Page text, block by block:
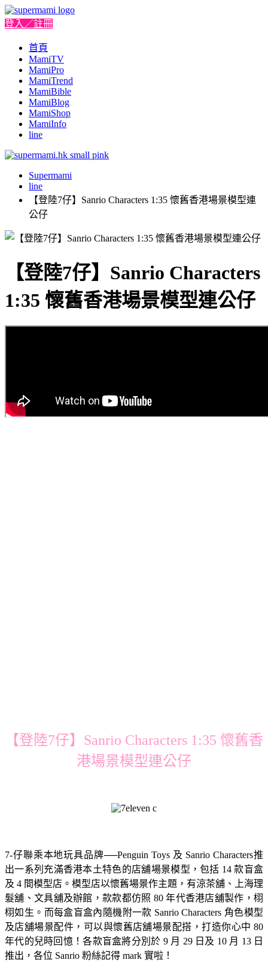
登入／註冊
首頁
MamiTV
MamiPro
MamiTrend
MamiBible
MamiBlog
MamiShop
MamiInfo
line
Supermami
line
【登陸7仔】Sanrio Characters 1:35 懷舊香港場景模型連
公仔
【登陸7仔】Sanrio Characters
1:35 懷舊香港場景模型連公仔
【登陸7仔】Sanrio Characters 1:35 懷舊香
港場景模型連公仔
7-仔聯乘本地玩具品牌──Penguin Toys 及 Sanrio Characters推
出一系列充滿香港本土特色的店舖場景模型，包括 14 款盲盒
及 4 間模型店。模型店以懷舊場景作主題，有涼茶舖、上海理
髮舖、文具舖及辦館，款款都仿照 80 年代香港店舖製作，栩
栩如生。而每盒盲盒內隨機附一款 Sanrio Characters 角色模型
及店舖場景配件，可以與懷舊店舖場景配搭，打造你心中 80
年代的兒時回憶！各款盲盒將分別於 9 月 29 日及 10 月 13 日
推出，各位 Sanrio 粉絲記得 mark 實啦！